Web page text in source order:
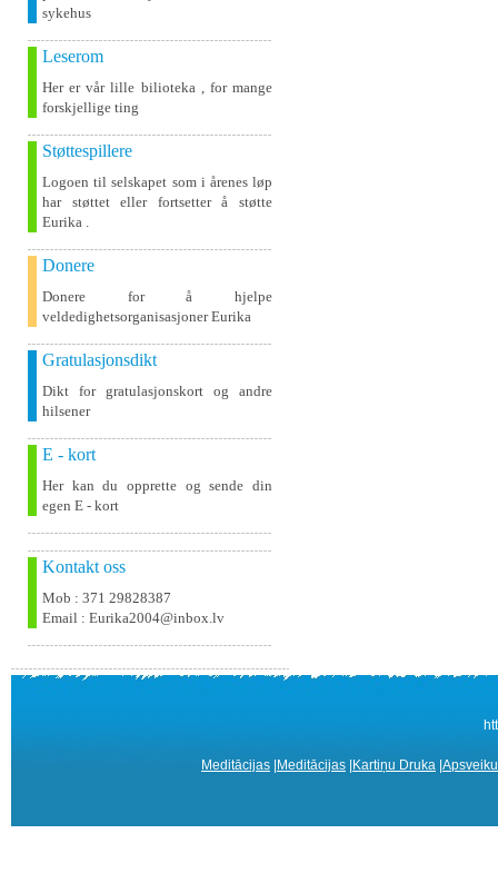
sykehus
Leserom
Her er vår lille bilioteka , for mange
forskjellige ting
Støttespillere
Logoen til selskapet som i årenes løp
har støttet eller fortsetter å støtte
Eurika .
Donere
Donere for å hjelpe
veldedighetsorganisasjoner Eurika
Gratulasjonsdikt
Dikt for gratulasjonskort og andre
hilsener
E - kort
Her kan du opprette og sende din
egen E - kort
Kontakt oss
Mob : 371 29828387
Email : Eurika2004@inbox.lv
Meditācijas Meditācijas Kartiņu Druka